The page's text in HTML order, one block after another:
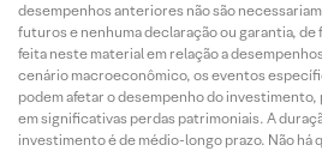
desempenhos anteriores não são
futuros e nenhuma declaração ou garantia, de
feita neste material em relação a
cenário macroeconômico, os eventos
podem afetar o desempenho do
em significativas perdas patrimoniais. A
investimento é de médio-longo prazo. Não há